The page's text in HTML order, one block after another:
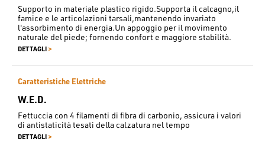
Supporto in materiale plastico rigido.Supporta il calcagno,il
famice e le articolazioni tarsali,mantenendo invariato
l'assorbimento di energia.Un appoggio per il movimento
naturale del piede; fornendo confort e maggiore stabilità.
DETTAGLI >
Caratteristiche Elettriche
W.E.D.
Fettuccia con 4 filamenti di fibra di carbonio, assicura i valori
di antistaticità tesati della calzatura nel tempo
DETTAGLI >